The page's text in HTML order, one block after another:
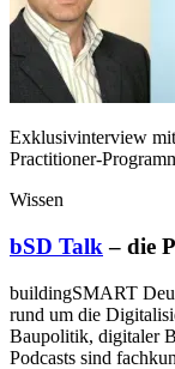
Exklusivinterview
Practitioner-
Wissen
bSD Talk – die
buildingSMART
rund um die
Baupolitik, digitaler
Podcasts sind